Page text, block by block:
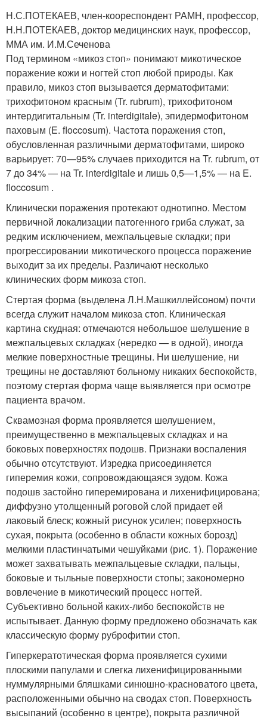
Н.С.ПОТЕКАЕВ, член-коореспондент РАМН, профессор,
Н.Н.ПОТЕКАЕВ, доктор медицинских наук, профессор,
ММА им. И.М.Сеченова
Под термином «микоз стоп» понимают микотическое
поражение кожи и ногтей стоп любой природы. Как
правило, микоз стоп вызывается дерматофитами:
трихофитоном красным (Tr. rubrum), трихофитоном
интердигитальным (Tr. interdigitale), эпидермофитоном
паховым (E. floccosum). Частота поражения стоп,
обусловленная различными дерматофитами, широко
варьирует: 70—95% случаев приходится на Tr. rubrum, от
7 до 34% — на Tr. interdigitale и лишь 0,5—1,5% — на E.
floccosum .
Клинически поражения протекают однотипно. Местом
первичной локализации патогенного гриба служат, за
редким исключением, межпальцевые складки; при
прогрессировании микотического процесса поражение
выходит за их пределы. Различают несколько
клинических форм микоза стоп.
Стертая форма (выделена Л.Н.Машкиллейсоном) почти
всегда служит началом микоза стоп. Клиническая
картина скудная: отмечаются небольшое шелушение в
межпальцевых складках (нередко — в одной), иногда
мелкие поверхностные трещины. Ни шелушение, ни
трещины не доставляют больному никаких беспокойств,
поэтому стертая форма чаще выявляется при осмотре
пациента врачом.
Сквамозная форма проявляется шелушением,
преимущественно в межпальцевых складках и на
боковых поверхностях подошв. Признаки воспаления
обычно отсутствуют. Изредка присоединяется
гиперемия кожи, сопровождающаяся зудом. Кожа
подошв застойно гиперемирована и лихенифицирована;
диффузно утолщенный роговой слой придает ей
лаковый блеск; кожный рисунок усилен; поверхность
сухая, покрыта (особенно в области кожных борозд)
мелкими пластинчатыми чешуйками (рис. 1). Поражение
может захватывать межпальцевые складки, пальцы,
боковые и тыльные поверхности стопы; закономерно
вовлечение в микотический процесс ногтей.
Субъективно больной каких-либо беспокойств не
испытывает. Данную форму предложено обозначать как
классическую форму руброфитии стоп.
Гиперкератотическая форма проявляется сухими
плоскими папулами и слегка лихенифицированными
нуммулярными бляшками синюшно-красноватого цвета,
расположенными обычно на сводах стоп. Поверхность
высыпаний (особенно в центре), покрыта различной